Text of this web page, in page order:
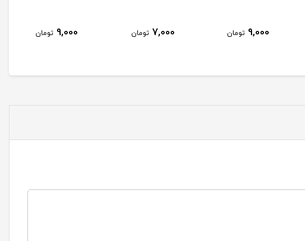
9,000 تومان 7,000 تومان 9,000 تومان